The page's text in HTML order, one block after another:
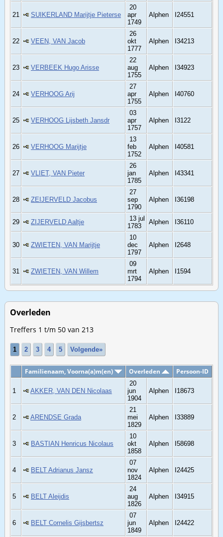
21 SUIKERLAND Marijtje Pieterse
20
apr
1749
Alphen I24551
22 VEEN, VAN Jacob
26
okt
1777
Alphen I34213
23 VERBEEK Hugo Arisse
22
aug
1755
Alphen I34923
24 VERHOOG Arij
27
apr
1755
Alphen I40760
25 VERHOOG Lijsbeth Jansdr
03
apr
1757
Alphen I3122
26 VERHOOG Marijtje
13
feb
1752
Alphen I40581
27 VLIET, VAN Pieter
26
jan
1785
Alphen I43341
28 ZEIJERVELD Jacobus
27
sep
1790
Alphen I36198
29 ZIJERVELD Aaltje
13 jul
1783
Alphen I36110
30 ZWIETEN, VAN Marijtje
10
dec
1797
Alphen I2648
31 ZWIETEN, VAN Willem
09
mrt
1794
Alphen I1594
Overleden
Treffers 1 t/m 50 van 213
1 2 3 4 5 Volgende»
Familienaam, Voorna(a)m(en) Overleden Persoon-ID
1 AKKER, VAN DEN Nicolaas
20
jun
1904
Alphen I18673
2 ARENDSE Grada
21
mei
1829
Alphen I33889
3 BASTIAN Henricus Nicolaus
10
okt
1858
Alphen I58698
4 BELT Adrianus Jansz
07
nov
1824
Alphen I24425
5 BELT Aleijdis
24
aug
1826
Alphen I34915
6 BELT Cornelis Gijsbertsz
07
jun
1849
Alphen I24422